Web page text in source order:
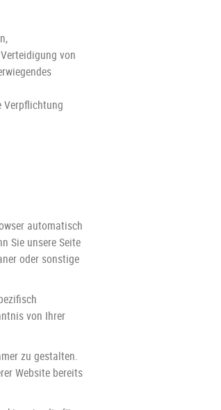
von
Verpflichtung
automatisch
Sie unsere Seite
oder sonstige
von Ihrer
zu gestalten.
Website bereits